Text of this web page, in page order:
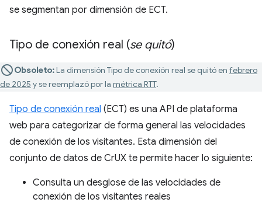
se segmentan por dimensión de ECT.
Tipo de conexión real (se quitó)
Obsoleto:La dimensión Tipo de conexión real se quitó en febrero
de 2025 y se reemplazó por la métrica RTT.
Tipo de conexión real (ECT) es una API de plataforma
web para categorizar de forma general las velocidades
de conexión de los visitantes. Esta dimensión del
conjunto de datos de CrUX te permite hacer lo siguiente:
Consulta un desglose de las velocidades de
conexión de los visitantes reales